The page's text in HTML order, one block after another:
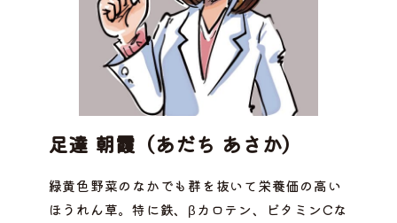
足達 朝霞（あだち あさか）
緑黄色野菜のなかでも群を抜いて栄養価の高い
ほうれん草。特に鉄、βカロテン、ビタミンCな